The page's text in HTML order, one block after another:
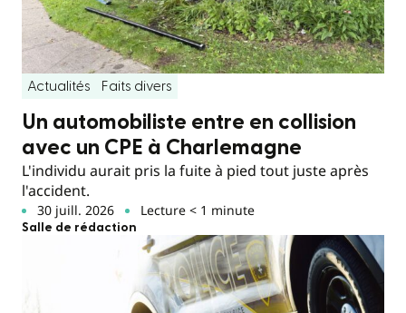
Actualités Faits divers
Un automobiliste entre en collision
avec un CPE à Charlemagne
L'individu aurait pris la fuite à pied tout juste après
l'accident.
30 juill. 2026 Lecture < 1 minute
Salle de rédaction